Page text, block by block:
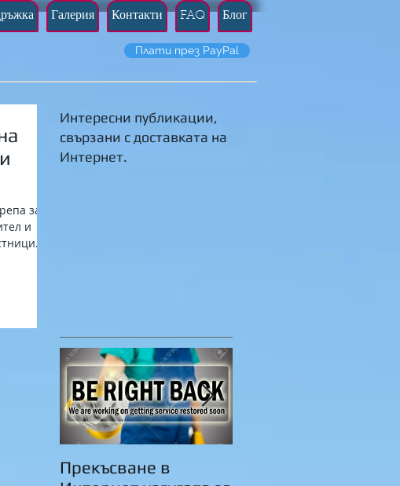
Галерия Контакти FAQ Блог
Плати през PayPal
вза
и
Интересни публикации,
свързани с доставката на
Интернет.
Прекъсване в